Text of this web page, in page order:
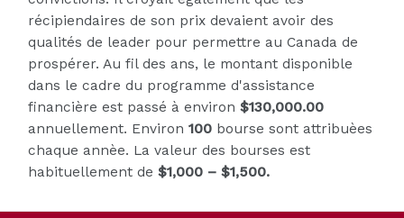
récipiendaires de son prix devaient avoir des
qualités de leader pour permettre au Canada de
prospérer. Au fil des ans, le montant disponible
dans le cadre du programme d'assistance
financière est passé à environ $130,000.00
annuellement. Environ 100 bourse sont attribuèes
chaque annèe. La valeur des bourses est
habituellement de $1,000 – $1,500.